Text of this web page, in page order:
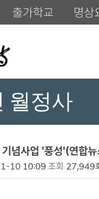
출가학교 명상
월정사
기념사업 '풍성'(연
10 10:09 조회 27,949